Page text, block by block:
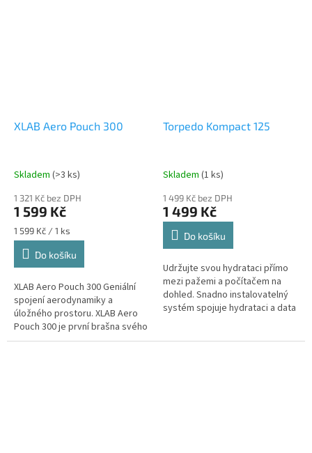
XLAB Aero Pouch 300
Skladem (>3 ks)
1 321 Kč bez DPH
1 599 Kč
Měrná
cena:
1 599 Kč / 1 ks
Do košíku
XLAB Aero Pouch 300 Geniální
spojení aerodynamiky a
úložného prostoru. XLAB Aero
Pouch 300 je první brašna svého
druhu na světě. Místo toho, aby
Torpedo Kompact 125
Skladem (1 ks)
1 499 Kč bez DPH
1 499 Kč
Do košíku
Udržujte svou hydrataci přímo
mezi pažemi a počítačem na
dohled. Snadno instalovatelný
systém spojuje hydrataci a data